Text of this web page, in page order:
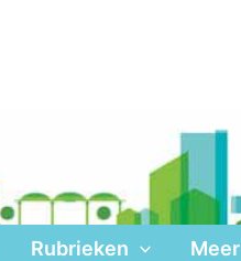
Rubrieken Meer